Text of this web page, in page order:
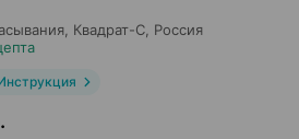
Квадрат-С, Россия